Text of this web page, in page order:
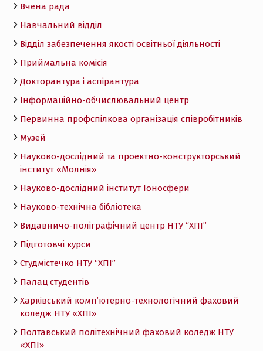
Вчена рада
Навчальний відділ
Відділ забезпечення якості освітньої діяльності
Приймальна комісія
Докторантура і аспірантура
Інформаційно-обчислювальний центр
Первинна профспілкова організація співробітників
Музей
Науково-дослідний та проектно-конструкторський
інститут «Молнія»
Науково-дослідний інститут Іоносфери
Науково-технічна бібліотека
Видавничо-поліграфічний центр НТУ “ХПІ”
Підготовчі курси
Студмістечко НТУ “ХПІ”
Палац студентів
Харківський комп’ютерно-технологічний фаховий
коледж НТУ «ХПI»
Полтавський політехнічний фаховий коледж НТУ
«ХПI»